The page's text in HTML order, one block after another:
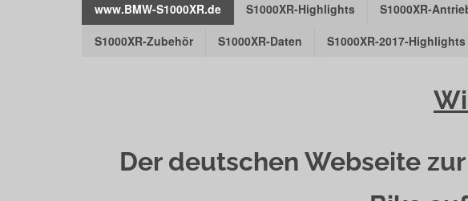
www.BMW-S1000XR.de S1000XR-Highlights S1000XR-
S1000XR-Zubehör
S1000XR-Daten S1000XR-2017-Highlights
Der deutschen Webseite